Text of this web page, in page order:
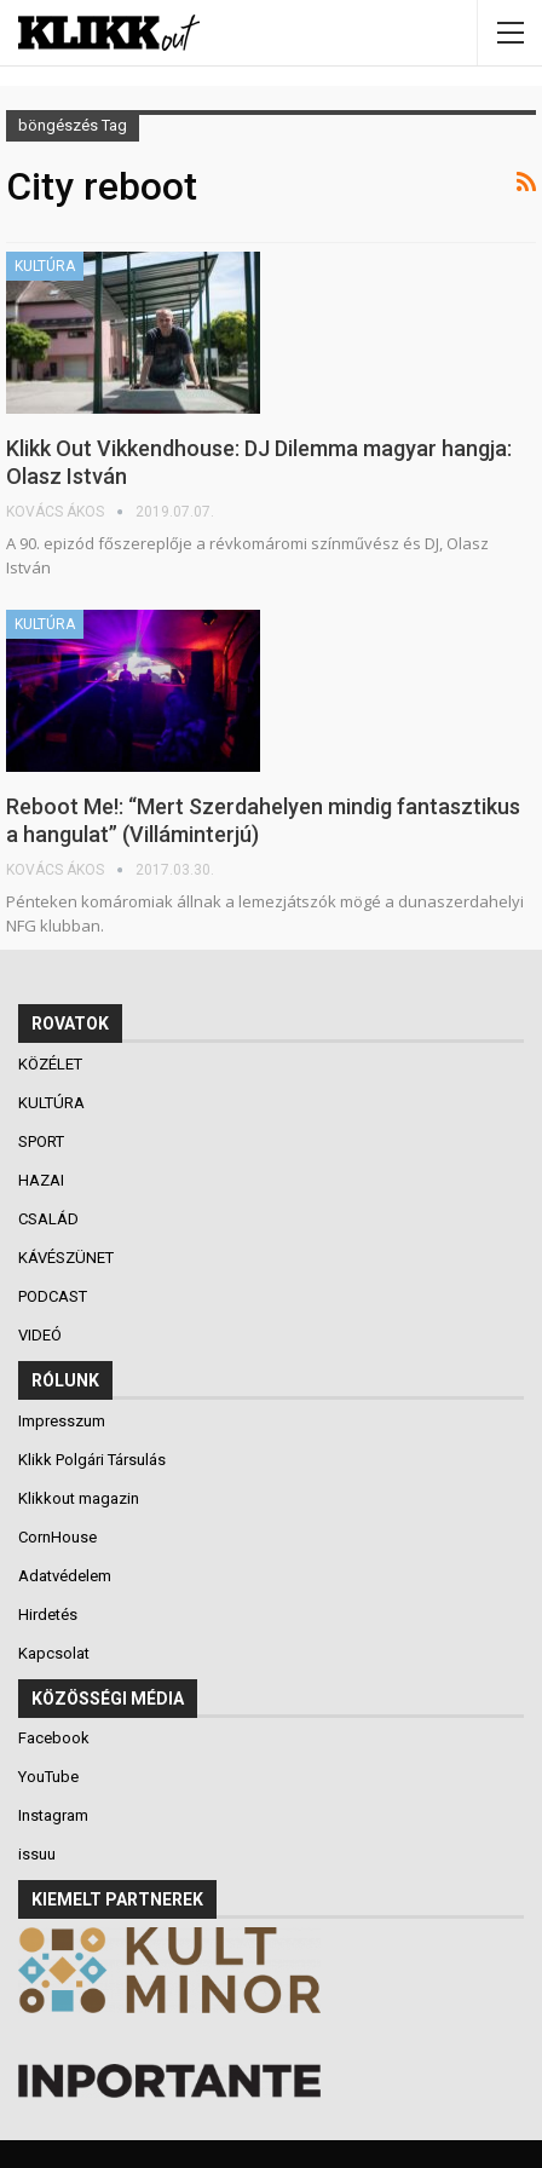
böngészés Tag
City reboot
KULTÚRA
Klikk Out Vikkendhouse: DJ Dilemma magyar hangja:
Olasz István
KOVÁCS ÁKOS 2019.07.07.
A 90. epizód főszereplője a révkomáromi színművész és DJ, Olasz
István
KULTÚRA
Reboot Me!: “Mert Szerdahelyen mindig fantasztikus
a hangulat” (Villáminterjú)
KOVÁCS ÁKOS 2017.03.30.
Pénteken komáromiak állnak a lemezjátszók mögé a dunaszerdahelyi
NFG klubban.
ROVATOK
KÖZÉLET
KULTÚRA
SPORT
HAZAI
CSALÁD
KÁVÉSZÜNET
PODCAST
VIDEÓ
RÓLUNK
Impresszum
Klikk Polgári Társulás
Klikkout magazin
CornHouse
Adatvédelem
Hirdetés
Kapcsolat
KÖZÖSSÉGI MÉDIA
Facebook
YouTube
Instagram
issuu
KIEMELT PARTNEREK